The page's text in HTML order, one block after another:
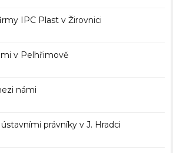
IPC Plast v Žirovnici
v Pelhřimově
námi
právníky v J. Hradci